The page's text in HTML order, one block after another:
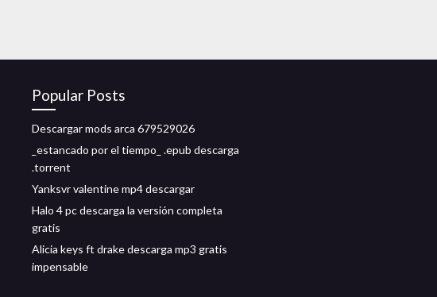
Popular Posts
Descargar mods arca 679529026
_estancado por el tiempo_ .epub descarga
.torrent
Yanksvr valentine mp4 descargar
Halo 4 pc descarga la versión completa
gratis
Alicia keys ft drake descarga mp3 gratis
impensable